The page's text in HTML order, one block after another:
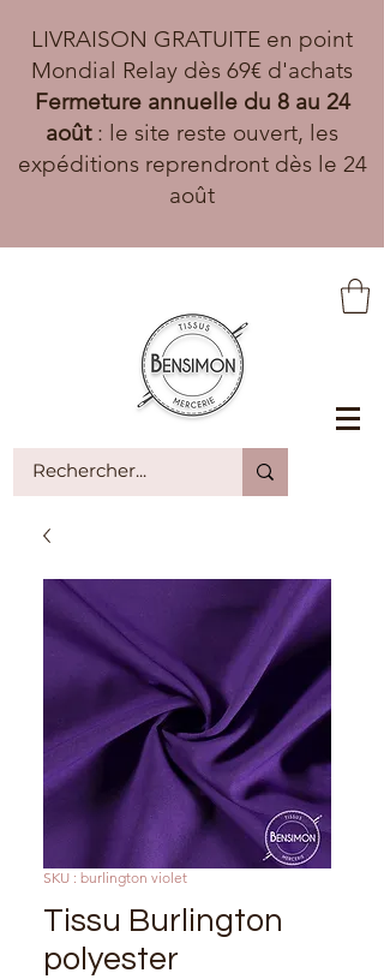
LIVRAISON GRATUITE en point
Mondial Relay dès 69€ d'achats
Fermeture annuelle du 8 au 24
août: le site reste ouvert, les
expéditions reprendront dès le 24
août
SKU : burlington violet
Tissu Burlington
polyester